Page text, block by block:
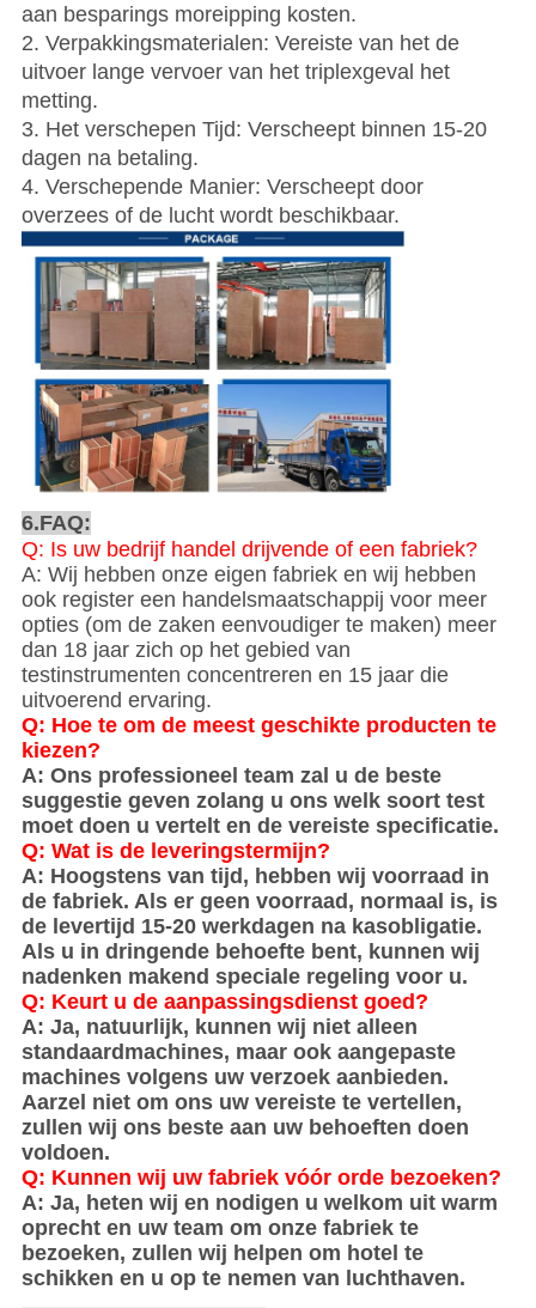
aan besparings moreipping kosten.
2. Verpakkingsmaterialen: Vereiste van het de
uitvoer lange vervoer van het triplexgeval het
metting.
3. Het verschepen Tijd: Verscheept binnen 15-20
dagen na betaling.
4. Verschepende Manier: Verscheept door
overzees of de lucht wordt beschikbaar.
6.FAQ:
Q: Is uw bedrijf handel drijvende of een fabriek?
A: Wij hebben onze eigen fabriek en wij hebben
ook register een handelsmaatschappij voor meer
opties (om de zaken eenvoudiger te maken) meer
dan 18 jaar zich op het gebied van
testinstrumenten concentreren en 15 jaar die
uitvoerend ervaring.
Q: Hoe te om de meest geschikte producten te
kiezen?
A: Ons professioneel team zal u de beste
suggestie geven zolang u ons welk soort test
moet doen u vertelt en de vereiste specificatie.
Q: Wat is de leveringstermijn?
A: Hoogstens van tijd, hebben wij voorraad in
de fabriek. Als er geen voorraad, normaal is, is
de levertijd 15-20 werkdagen na kasobligatie.
Als u in dringende behoefte bent, kunnen wij
nadenken makend speciale regeling voor u.
Q: Keurt u de aanpassingsdienst goed?
A: Ja, natuurlijk, kunnen wij niet alleen
standaardmachines, maar ook aangepaste
machines volgens uw verzoek aanbieden.
Aarzel niet om ons uw vereiste te vertellen,
zullen wij ons beste aan uw behoeften doen
voldoen.
Q: Kunnen wij uw fabriek vóór orde bezoeken?
A: Ja, heten wij en nodigen u welkom uit warm
oprecht en uw team om onze fabriek te
bezoeken, zullen wij helpen om hotel te
schikken en u op te nemen van luchthaven.